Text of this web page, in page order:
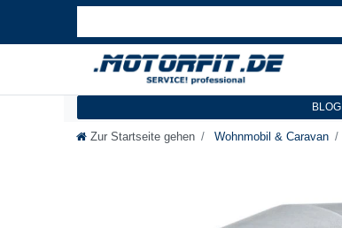
BLOG
Zur Startseite gehen Wohnmobil & Caravan